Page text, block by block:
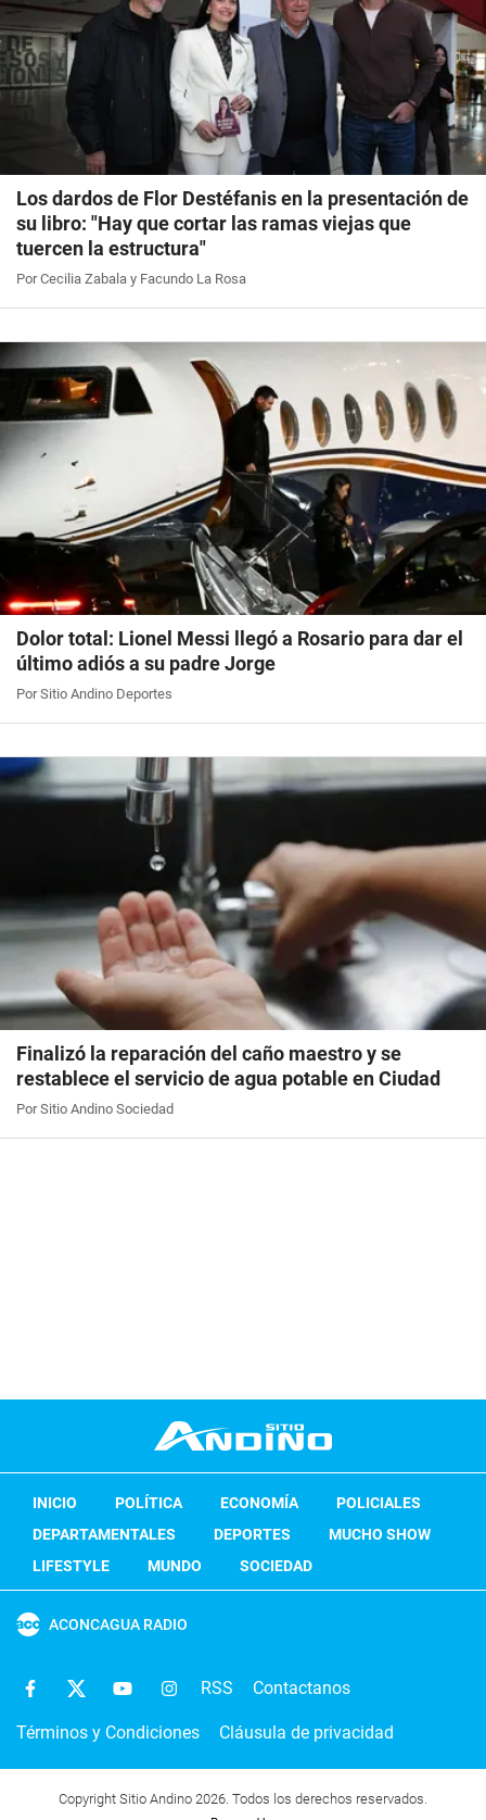
Los dardos de Flor Destéfanis en la presentación de
su libro: "Hay que cortar las ramas viejas que
tuercen la estructura"
Por Cecilia Zabala y Facundo La Rosa
Dolor total: Lionel Messi llegó a Rosario para dar el
último adiós a su padre Jorge
Por Sitio Andino Deportes
Finalizó la reparación del caño maestro y se
restablece el servicio de agua potable en Ciudad
Por Sitio Andino Sociedad
INICIO POLÍTICA ECONOMÍA
POLICIALES
DEPARTAMENTALES
DEPORTES
MUCHO SHOW
LIFESTYLE
MUNDO SOCIEDAD
ACONCAGUA RADIO
RSS Contactanos
Términos y Condiciones Cláusula de privacidad
Copyright Sitio Andino 2026. Todos los derechos reservados.